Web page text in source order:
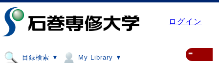
ログイン
目録検索 ▼ My Library ▼ ≡